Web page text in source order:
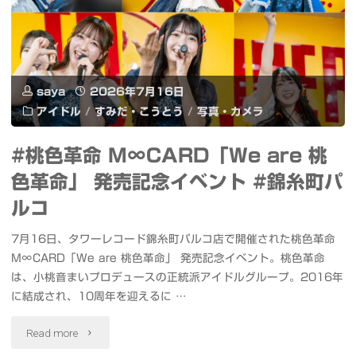
Bank
5000
15W"
ロ
メ
ダ
河
（M31）
撮
影"
saya
2026年7月16日
アイドル / すみだ・こうとう / 写真・カメラ
#桃色革命 M∞CARD「We are 桃
色革命」 発売記念イベント #錦糸町パ
ルコ
7月16日、タワーレコード錦糸町パルコ店で開催された桃色革命
M∞CARD「We are 桃色革命」 発売記念イベント。桃色革命
は、小桃音まいプロデュースの正統派アイドルグループ。2016年
に結成され、10周年を迎えるに …
Read more "#